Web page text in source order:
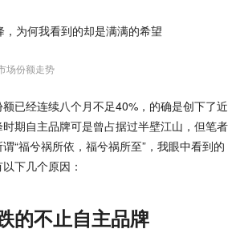
场份额走势
已经连续八个月不足40%，的确是创下了近
期自主品牌可是曾占据过半壁江山，但笔者
“福兮祸所依，福兮祸所至”，我眼中看到的
下几个原因：
的不止自主品牌